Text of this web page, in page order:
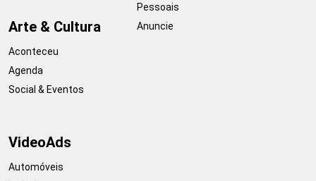
Arte & Cultura
Aconteceu
Agenda
Social & Eventos
Pessoais
Anuncie
VideoAds
Automóveis